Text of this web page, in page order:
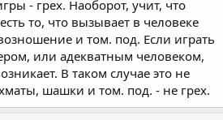
- грех. Наоборот, учит, что
то, что вызывает в человеке
и том. под. Если играть
или адекватным человеком,
В таком случае это не
шашки и том. под. - не грех.